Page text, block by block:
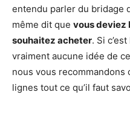
entendu parler du bridage
même dit que vous deviez
souhaitez acheter. Si
vraiment aucune idée de
nous vous
lignes tout ce qu’il faut